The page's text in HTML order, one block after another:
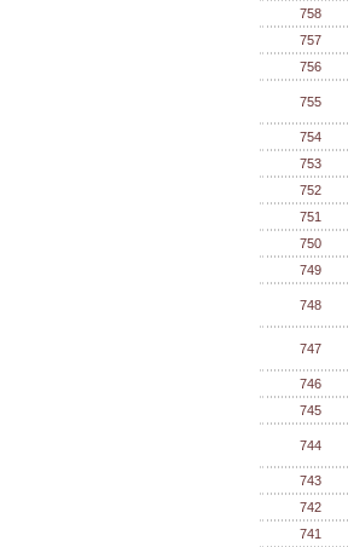
758
757
756
755
754
753
752
751
750
749
748
747
746
745
744
743
742
741